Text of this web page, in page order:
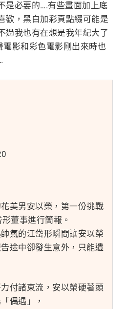
是必要的….有些畫面加上底
歡，黑白加彩頁點綴可能是
過我也有在想是我年紀大了
電影和彩色電影剛出來時也
美男安以榮，第一份挑戰
董事進行簡報。
氣的江岱形瞬間讓安以榮
途中卻發生意外，只能遺
付諸東流，安以榮硬著頭
偶遇」，